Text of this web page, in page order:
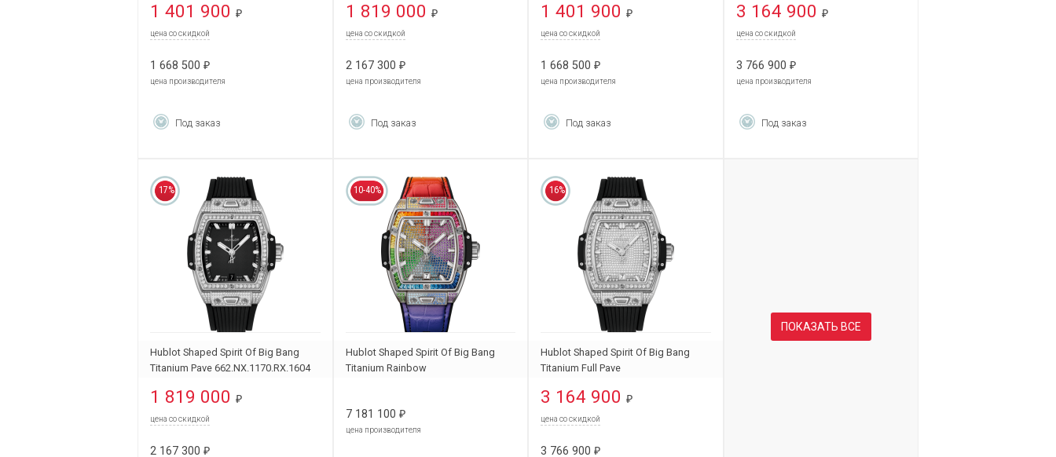
1 401 900 ₽
цена со скидкой
1 668 500 ₽
цена производителя
Под заказ
1 819 000 ₽
цена со скидкой
2 167 300 ₽
цена производителя
Под заказ
1 401 900 ₽
цена со скидкой
1 668 500 ₽
цена производителя
Под заказ
3 164 900 ₽
цена со скидкой
3 766 900 ₽
цена производителя
Под заказ
17%
Hublot Shaped Spirit Of Big Bang
Titanium Pave 662.NX.1170.RX.1604
1 819 000 ₽
цена со скидкой
2 167 300 ₽
10-40%
Hublot Shaped Spirit Of Big Bang
Titanium Rainbow
7 181 100 ₽
цена производителя
16%
Hublot Shaped Spirit Of Big Bang
Titanium Full Pave
3 164 900 ₽
цена со скидкой
3 766 900 ₽
ПОКАЗАТЬ ВСЕ